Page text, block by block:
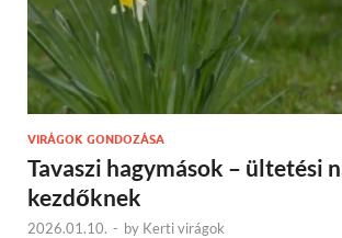
VIRÁGOK GONDOZÁSA
Tavaszi hagymások – ültetési
kezdőknek
2026.01.10. - by Kerti virágok